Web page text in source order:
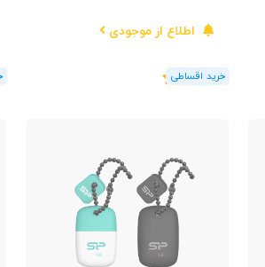
اطلاع از موجودی
(1رای)
5